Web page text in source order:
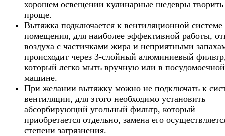
хорошем освещении кулинарные шедевры творить
проще.
Вытяжка подключается к вентиляционной системе
помещения, для наиболее эффективной работы,
воздуха с частичками жира и неприятными
происходит через 3-слойный алюминиевый
который легко мыть вручную или в посудомоечной
машине.
При желании вытяжку можно не подключать к
вентиляции, для этого необходимо установить
абсорбирующий угольный фильтр, который
приобретается отдельно, замена его
степени загрязнения.